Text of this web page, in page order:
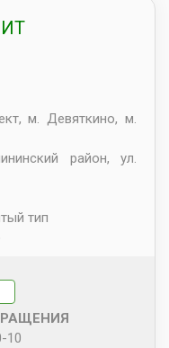
м. Девяткино, м.
район, ул.
тип
10